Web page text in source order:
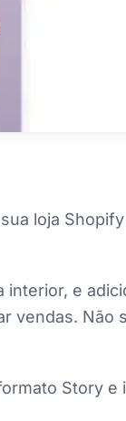
loja
e
vendas. Não
Story